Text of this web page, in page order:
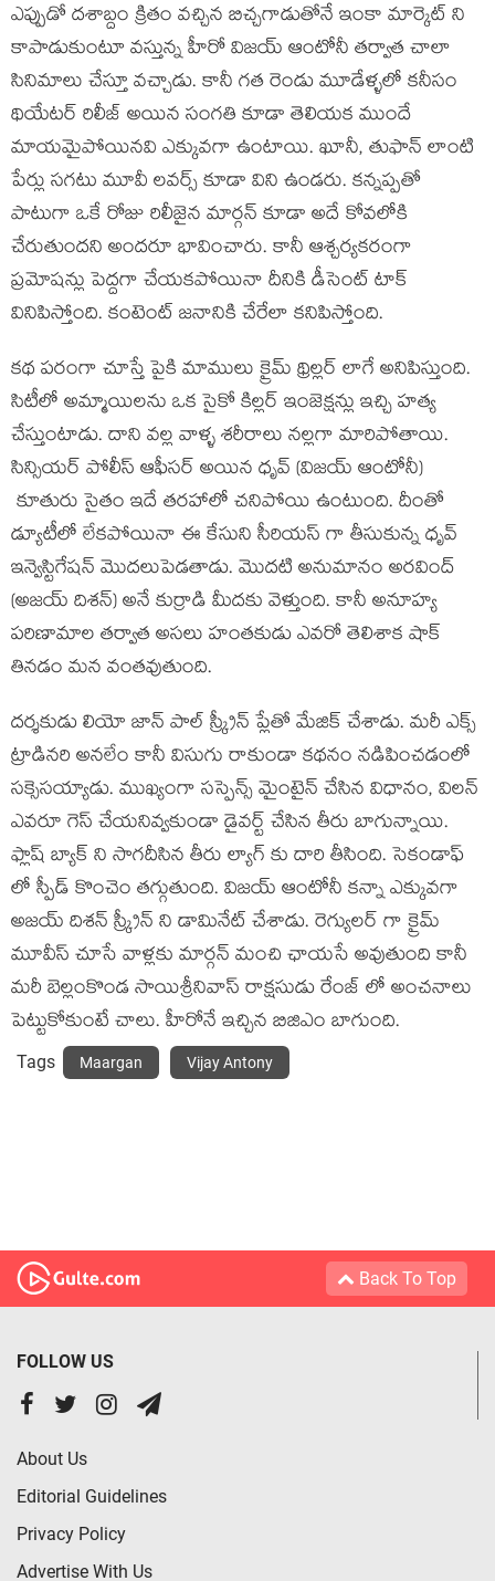
ఎప్పుడో దశాబ్దం క్రితం వచ్చిన బిచ్చగాడుతోనే ఇంకా మార్కెట్ ని
కాపాడుకుంటూ వస్తున్న హీరో విజయ్ ఆంటోనీ తర్వాత చాలా
సినిమాలు చేస్తూ వచ్చాడు. కానీ గత రెండు మూడేళ్ళలో కనీసం
థియేటర్ రిలీజ్ అయిన సంగతి కూడా తెలియక ముందే
మాయమైపోయినవి ఎక్కువగా ఉంటాయి. ఖూనీ, తుఫాన్ లాంటి
పేర్లు సగటు మూవీ లవర్స్ కూడా విని ఉండరు. కన్నప్పతో
పాటుగా ఒకే రోజు రిలీజైన మార్గన్ కూడా అదే కోవలోకి
చేరుతుందని అందరూ భావించారు. కానీ ఆశ్చర్యకరంగా
ప్రమోషన్లు పెద్దగా చేయకపోయినా దీనికి డీసెంట్ టాక్
వినిపిస్తోంది. కంటెంట్ జనానికి చేరేలా కనిపిస్తోంది.
కథ పరంగా చూస్తే పైకి మాములు క్రైమ్ థ్రిల్లర్ లాగే అనిపిస్తుంది.
సిటీలో అమ్మాయిలను ఒక సైకో కిల్లర్ ఇంజెక్షన్లు ఇచ్చి హత్య
చేస్తుంటాడు. దాని వల్ల వాళ్ళ శరీరాలు నల్లగా మారిపోతాయి.
సిన్సియర్ పోలీస్ ఆఫీసర్ అయిన ధృవ్ (విజయ్ ఆంటోనీ)
కూతురు సైతం ఇదే తరహాలో చనిపోయి ఉంటుంది. దీంతో
డ్యూటీలో లేకపోయినా ఈ కేసుని సీరియస్ గా తీసుకున్న ధృవ్
ఇన్వెస్టిగేషన్ మొదలుపెడతాడు. మొదటి అనుమానం అరవింద్
(అజయ్ దిశన్) అనే కుర్రాడి మీదకు వెళ్తుంది. కానీ అనూహ్య
పరిణామాల తర్వాత అసలు హంతకుడు ఎవరో తెలిశాక షాక్
తినడం మన వంతవుతుంది.
దర్శకుడు లియో జాన్ పాల్ స్క్రీన్ ప్లేతో మేజిక్ చేశాడు. మరీ ఎక్స్
ట్రాడినరి అనలేం కానీ విసుగు రాకుండా కథనం నడిపించడంలో
సక్సెసయ్యాడు. ముఖ్యంగా సస్పెన్స్ మైంటైన్ చేసిన విధానం, విలన్
ఎవరూ గెస్ చేయనివ్వకుండా డైవర్ట్ చేసిన తీరు బాగున్నాయి.
ఫ్లాష్ బ్యాక్ ని సాగదీసిన తీరు ల్యాగ్ కు దారి తీసింది. సెకండాఫ్
లో స్పీడ్ కొంచెం తగ్గుతుంది. విజయ్ ఆంటోనీ కన్నా ఎక్కువగా
అజయ్ దిశన్ స్క్రీన్ ని డామినేట్ చేశాడు. రెగ్యులర్ గా క్రైమ్
మూవీస్ చూసే వాళ్లకు మార్గన్ మంచి ఛాయసే అవుతుంది కానీ
మరీ బెల్లంకొండ సాయిశ్రీనివాస్ రాక్షసుడు రేంజ్ లో అంచనాలు
పెట్టుకోకుంటే చాలు. హీరోనే ఇచ్చిన బిజిఎం బాగుంది.
Tags Maargan Vijay Antony
Back To Top
FOLLOW US
About Us
Editorial Guidelines
Privacy Policy
Advertise With Us